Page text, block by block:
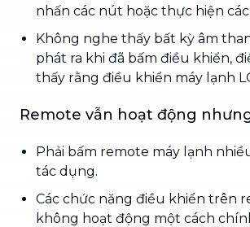
nhấn các nút hoặc thực hiện
Không nghe thấy bất kỳ âm
phát ra khi đã bấm điều khiển,
thấy rằng điều khiển máy lạnh
Remote vẫn hoạt động
Phải bấm remote máy lạnh
tác dụng.
Các chức năng điều khiển trên
không hoạt động một cách